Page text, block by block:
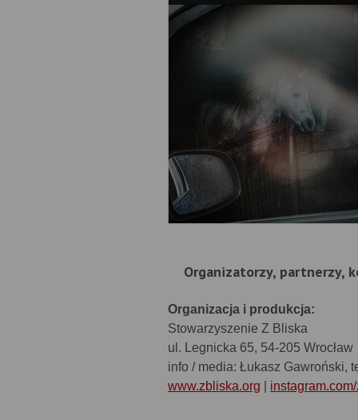
Organizatorzy, partnerzy,
Organizacja i produkcja:
Stowarzyszenie Z Bliska
ul. Legnicka 65, 54-205 Wrocław
info / media: Łukasz Gawroński,
www.zbliska.org